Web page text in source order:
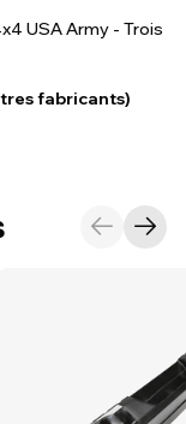
USA Army - Trois
fabricants)